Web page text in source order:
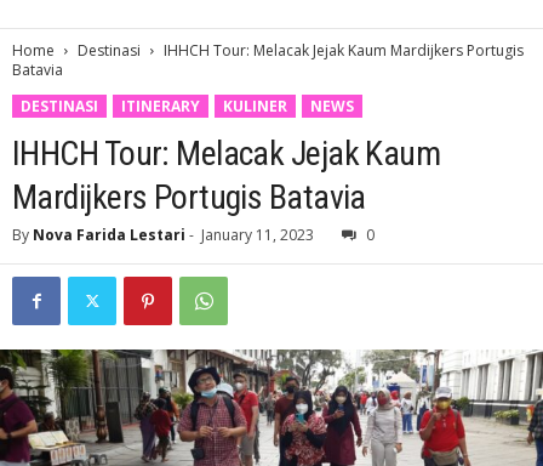
Home Destinasi
IHHCH Tour: Melacak Jejak Kaum Mardijkers Portugis
Batavia
DESTINASI
ITINERARY KULINER NEWS
IHHCH Tour: Melacak Jejak Kaum
Mardijkers Portugis Batavia
By Nova Farida Lestari - January 11, 2023 0